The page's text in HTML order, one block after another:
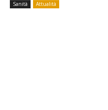
Sanità Attualità